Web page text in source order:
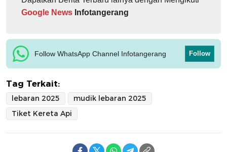
Google News Infotangerang
Follow WhatsApp Channel Infotangerang Follow
Tag Terkait:
lebaran 2025
mudik lebaran 2025
Tiket Kereta Api